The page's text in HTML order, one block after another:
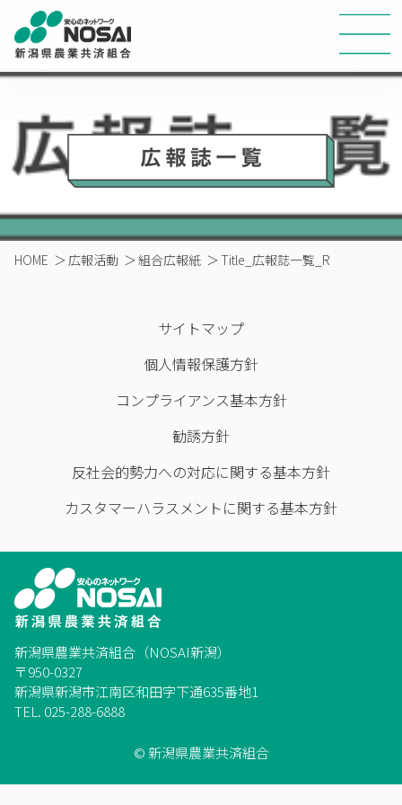
HOME ＞ 広報活動 ＞組合広報紙 ＞ Title_広報誌一覧_R
サイトマップ
個人情報保護方針
コンプライアンス基本方針
勧誘方針
反社会的勢力への対応に関する基本方針
カスタマーハラスメントに関する基本方針
新潟県農業共済組合（NOSAI新潟）
〒950-0327
新潟県新潟市江南区和田字下通635番地1
TEL. 025-288-6888
© 新潟県農業共済組合